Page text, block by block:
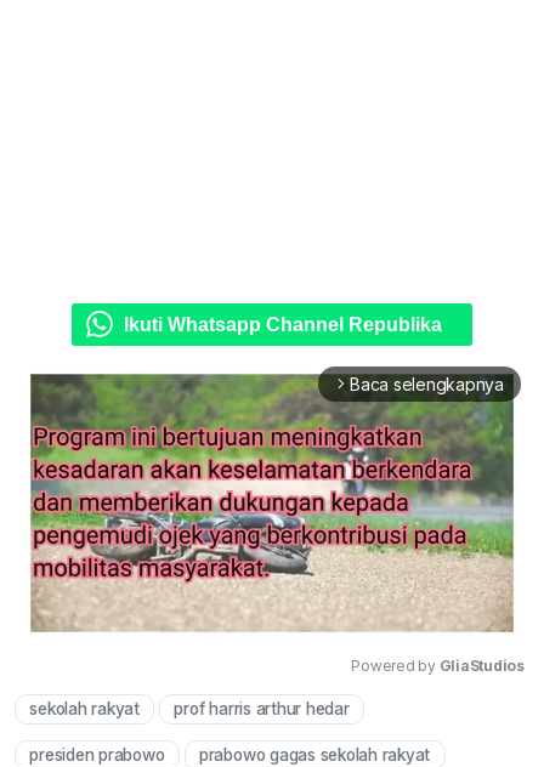
Ikuti Whatsapp Channel Republika
arrow_forward_ios Baca selengkapnya
Powered by GliaStudios
sekolah rakyat prof harris arthur hedar
presiden prabowo prabowo gagas sekolah rakyat